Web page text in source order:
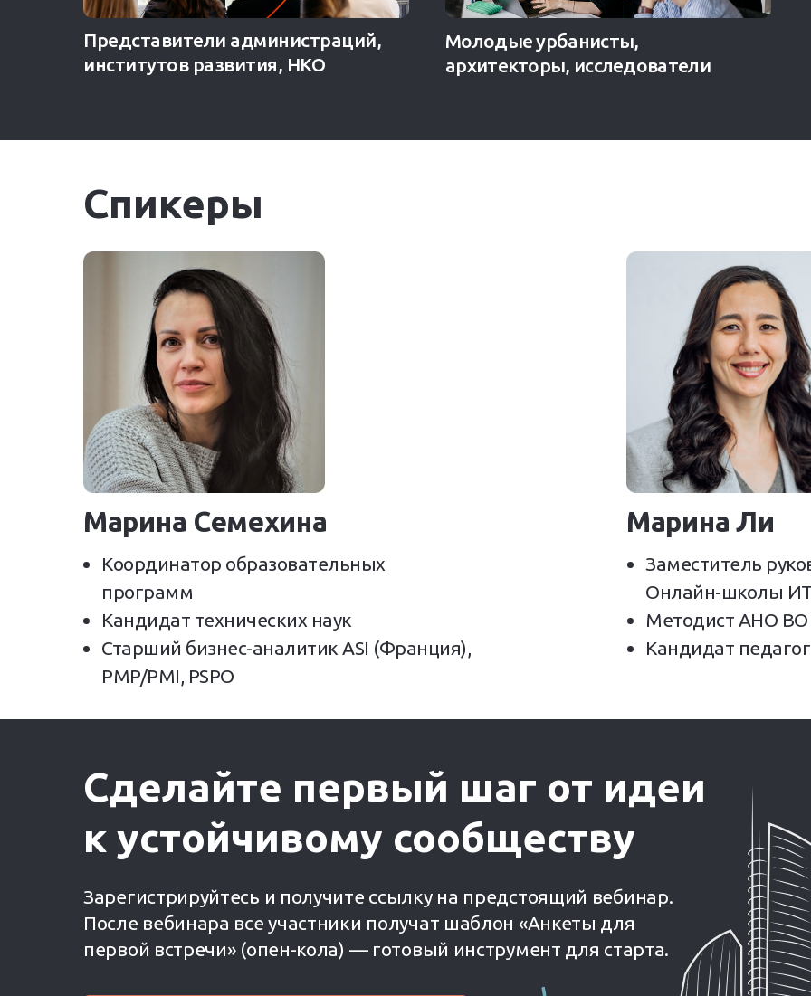
Представители администраций,
институтов развития, НКО
Молодые урбанисты,
архитекторы, исследователи
Заместитель
Онлайн-школы
Методист АНО ВО
Кандидат
Марина Ли
Координатор образовательных
программ
Кандидат технических наук
Старший бизнес-аналитик ASI (Франция),
PMP/PMI, PSPO
Марина Семехина
Спикеры
Зарегистрируйтесь и получите ссылку на предстоящий вебинар.
После вебинара все участники получат шаблон «Анкеты для
первой встречи» (опен-кола) — готовый инструмент для старта.
Сделайте первый шаг от идеи
к устойчивому сообществу